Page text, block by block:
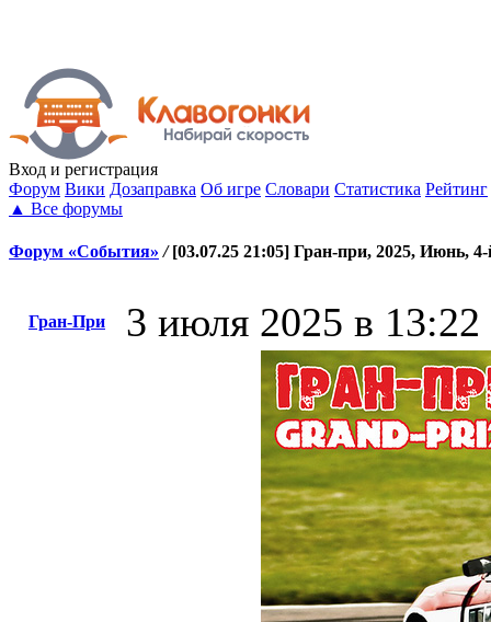
Вход и регистрация
Форум Вики Дозаправка Об игре Словари Статистика Рейтинг
▲ Все форумы
Форум «События» / [03.07.25 21:05] Гран-при, 2025, Июнь,
Гран-При 3 июля 2025 в 13:22